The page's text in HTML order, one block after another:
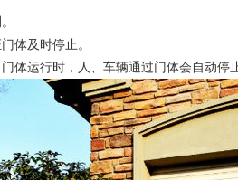
体及时停止。
运行时，人、车辆通过门体会自动停